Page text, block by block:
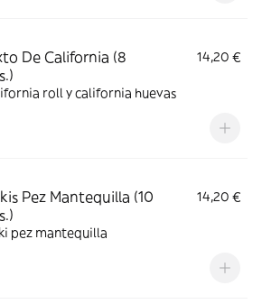
De California (8
14,20 €
roll y california huevas
Pez Mantequilla (10
14,20 €
pez mantequilla